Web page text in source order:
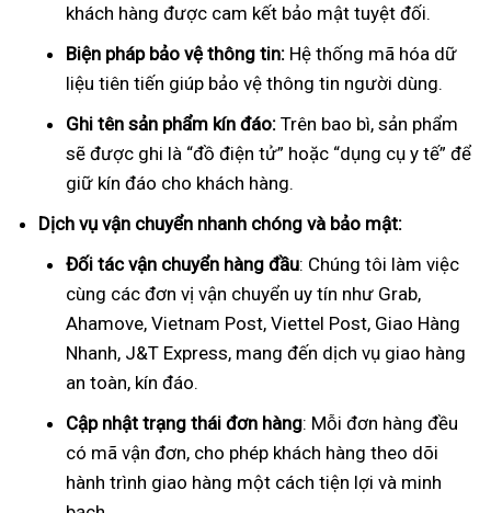
khách hàng được cam kết bảo mật tuyệt đối.
Biện pháp bảo vệ thông tin: Hệ thống mã hóa dữ
liệu tiên tiến giúp bảo vệ thông tin người dùng.
Ghi tên sản phẩm kín đáo: Trên bao bì, sản phẩm
sẽ được ghi là “đồ điện tử” hoặc “dụng cụ y tế” để
giữ kín đáo cho khách hàng.
Dịch vụ vận chuyển nhanh chóng và bảo mật:
Đối tác vận chuyển hàng đầu: Chúng tôi làm việc
cùng các đơn vị vận chuyển uy tín như Grab,
Ahamove, Vietnam Post, Viettel Post, Giao Hàng
Nhanh, J&T Express, mang đến dịch vụ giao hàng
an toàn, kín đáo.
Cập nhật trạng thái đơn hàng: Mỗi đơn hàng đều
có mã vận đơn, cho phép khách hàng theo dõi
hành trình giao hàng một cách tiện lợi và minh